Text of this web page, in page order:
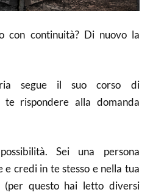
con continuità? Di nuovo la
segue il suo corso di
te rispondere alla domanda
Sei una persona
credi in te stesso e nella tua
(per questo hai letto diversi